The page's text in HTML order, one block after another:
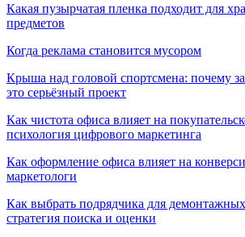
Какая пузырчатая пленка подходит для
предметов
Когда реклама становится мусором
Крыша над головой спортсмена: почему
это серьёзный проект
Как чистота офиса влияет на
психология цифрового маркетинга
Как оформление офиса влияет на
маркетологи
Как выбрать подрядчика для
стратегия поиска и оценки